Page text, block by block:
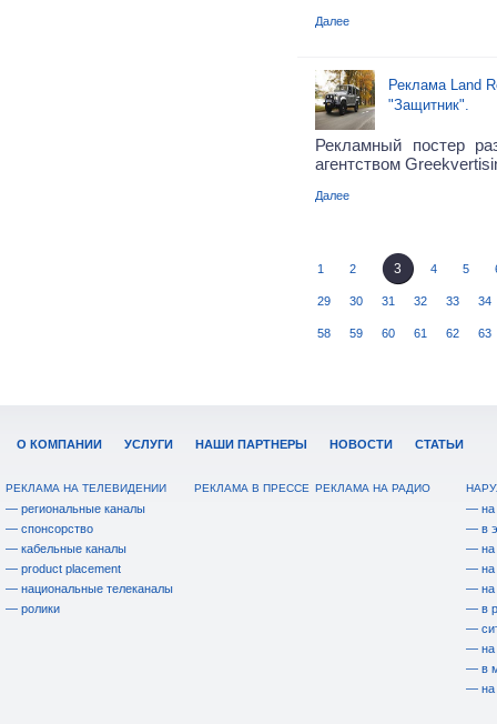
Далее
Реклама Land
"Защитник".
Рекламный постер
агентством
Далее
1 2 3 4 5
29 30 31 32 33 34
58 59 60 61 62 63
О КОМПАНИИ УСЛУГИ НАШИ ПАРТНЕРЫ НОВОСТИ СТАТЬИ
РЕКЛАМА НА ТЕЛЕВИДЕНИИ
— региональные каналы
— спонсорство
— кабельные каналы
— product placement
— национальные телеканалы
— ролики
РЕКЛАМА В ПРЕССЕ РЕКЛАМА НА РАДИО
— на
— в
— на
— на
— на
— в
—
— на
— в
— на